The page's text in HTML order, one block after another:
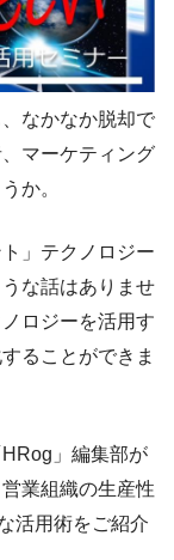
なかなか脱却で
マーケティング
か。
」テクノロジー
な話はありませ
ロジーを活用す
ることができま
」編集部が
業組織の生産性
活用術をご紹介